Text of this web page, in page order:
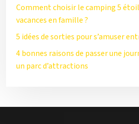
Comment choisir le camping 5
vacances en famille ?
5 idées de sorties pour s’amuser
4 bonnes raisons de passer une
un parc d’attractions